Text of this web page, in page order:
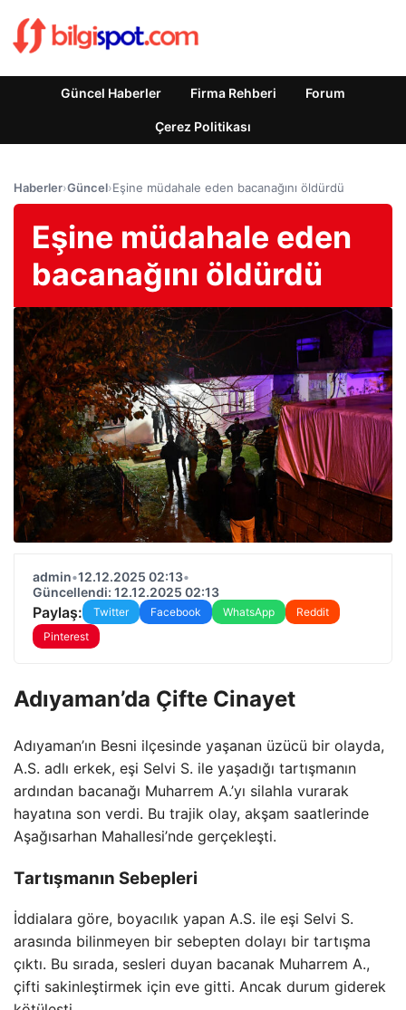
Güncel Haberler Firma Rehberi Forum
Çerez Politikası
Haberler›Güncel›Eşine müdahale eden bacanağını öldürdü
Eşine müdahale eden
bacanağını öldürdü
admin•12.12.2025 02:13•
Güncellendi: 12.12.2025 02:13
Paylaş: Twitter Facebook WhatsApp
Reddit
Pinterest
Adıyaman’da Çifte Cinayet
Adıyaman’ın Besni ilçesinde yaşanan üzücü bir olayda,
A.S. adlı erkek, eşi Selvi S. ile yaşadığı tartışmanın
ardından bacanağı Muharrem A.’yı silahla vurarak
hayatına son verdi. Bu trajik olay, akşam saatlerinde
Aşağısarhan Mahallesi’nde gerçekleşti.
Tartışmanın Sebepleri
İddialara göre, boyacılık yapan A.S. ile eşi Selvi S.
arasında bilinmeyen bir sebepten dolayı bir tartışma
çıktı. Bu sırada, sesleri duyan bacanak Muharrem A.,
çifti sakinleştirmek için eve gitti. Ancak durum giderek